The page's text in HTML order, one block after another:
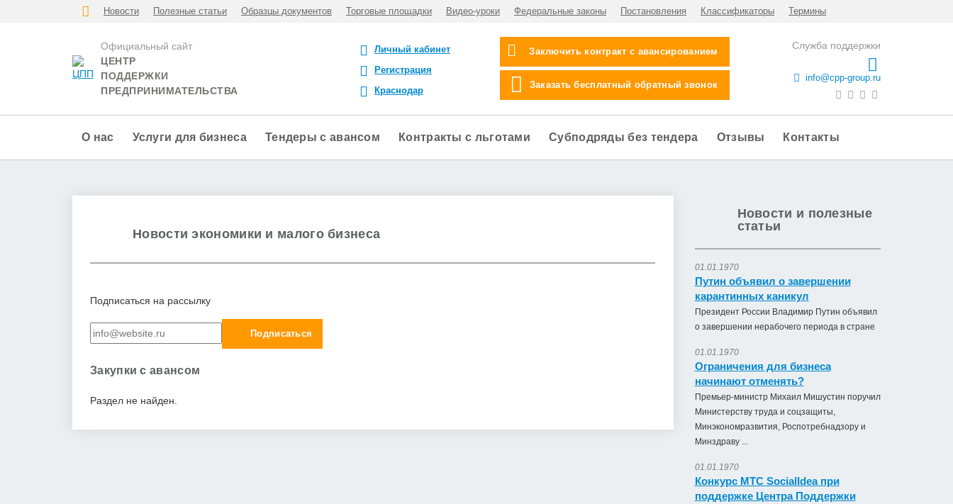
Новости Полезные статьи Образцы документов Торговые площадки Видео-уроки Федеральные законы Постановления Классификаторы Термины
Официальный сайт
ЦЕНТР
ПОДДЕРЖКИ
ПРЕДПРИНИМАТЕЛЬСТВА
Личный кабинет
Регистрация
Краснодар
Заключить контракт с авансированием
Заказать бесплатный обратный звонок
Служба поддержки
info@cpp-group.ru
О нас Услуги для бизнеса Тендеры с авансом Контракты с льготами Субподряды без тендера Отзывы Контакты
Новости экономики и малого бизнеса
Подписаться на рассылку
Подписаться
Закупки с авансом
Раздел не найден.
Новости и полезные
статьи
01.01.1970
Путин объявил о завершении
карантинных каникул
Президент России Владимир Путин объявил
о завершении нерабочего периода в стране
01.01.1970
Ограничения для бизнеса
начинают отменять?
Премьер-министр Михаил Мишустин поручил
Министерству труда и соцзащиты,
Минэкономразвития, Роспотребнадзору и
Минздраву ...
01.01.1970
Конкурс МТС SocialIdea при
поддержке Центра Поддержки